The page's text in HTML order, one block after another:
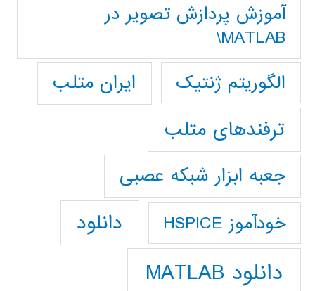
آموزش پردازش تصوير در
MATLAB\
الگوریتم ژنتیک
ایران متلب
ترفندهای متلب
جعبه ابزار شبکه عصبی
خودآموز HSPICE دانلود
دانلود MATLAB